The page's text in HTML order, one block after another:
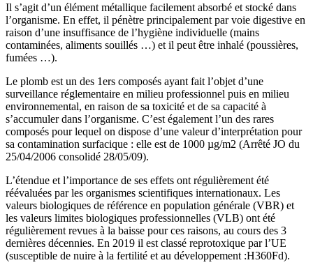
Il s’agit d’un élément métallique facilement absorbé et stocké dans
l’organisme. En effet, il pénètre principalement par voie digestive en
raison d’une insuffisance de l’hygiène individuelle (mains
contaminées, aliments souillés …) et il peut être inhalé (poussières,
fumées …).
Le plomb est un des 1ers composés ayant fait l’objet d’une
surveillance réglementaire en milieu professionnel puis en milieu
environnemental, en raison de sa toxicité et de sa capacité à
s’accumuler dans l’organisme. C’est également l’un des rares
composés pour lequel on dispose d’une valeur d’interprétation pour
sa contamination surfacique : elle est de 1000 µg/m2 (Arrêté JO du
25/04/2006 consolidé 28/05/09).
L’étendue et l’importance de ses effets ont régulièrement été
réévaluées par les organismes scientifiques internationaux. Les
valeurs biologiques de référence en population générale (VBR) et
les valeurs limites biologiques professionnelles (VLB) ont été
régulièrement revues à la baisse pour ces raisons, au cours des 3
dernières décennies. En 2019 il est classé reprotoxique par l’UE
(susceptible de nuire à la fertilité et au développement :H360Fd).